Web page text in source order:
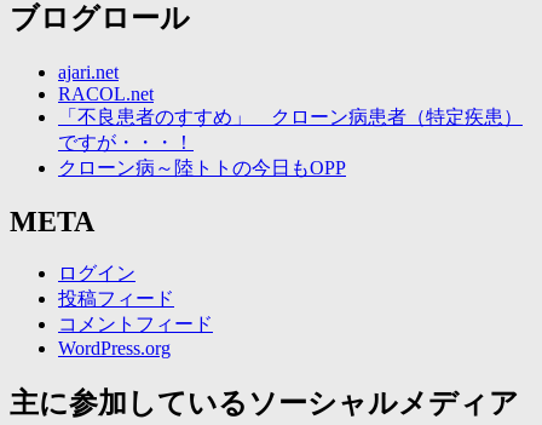
ブログロール
ajari.net
RACOL.net
「不良患者のすすめ」 クローン病患者（特定疾患）
ですが・・・！
クローン病～陸トトの今日もOPP
META
ログイン
投稿フィード
コメントフィード
WordPress.org
主に参加しているソーシャルメディア